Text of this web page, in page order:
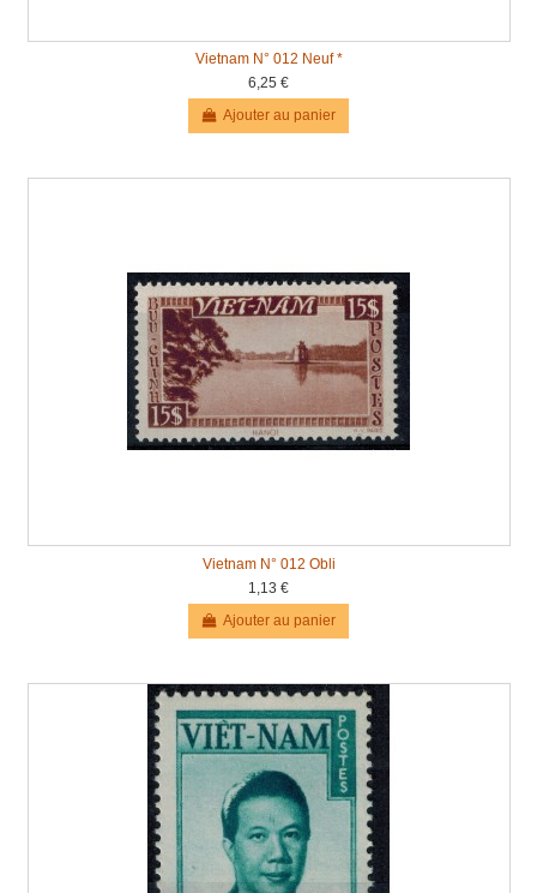
Vietnam N° 012 Neuf *
6,25 €
Ajouter au panier
Vietnam N° 012 Obli
1,13 €
Ajouter au panier